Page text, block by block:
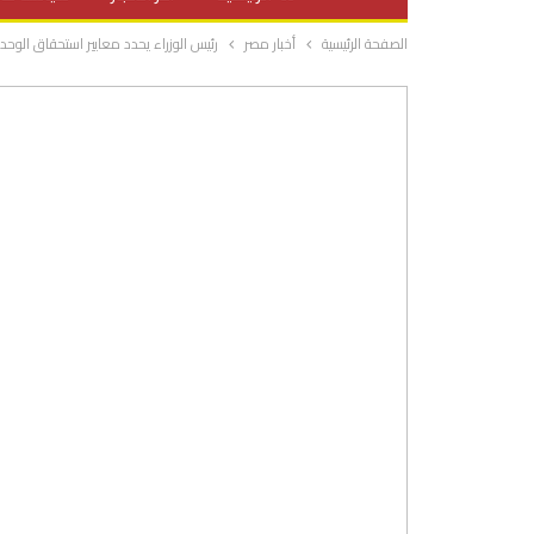
صحة وتغذية
المرأة والحياة الصفحة الرئيسية أخبار مصر رئيس الوزراء يحدد معايير استحقاق